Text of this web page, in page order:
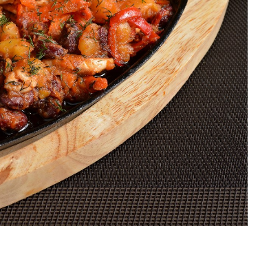
вкусные
блюда